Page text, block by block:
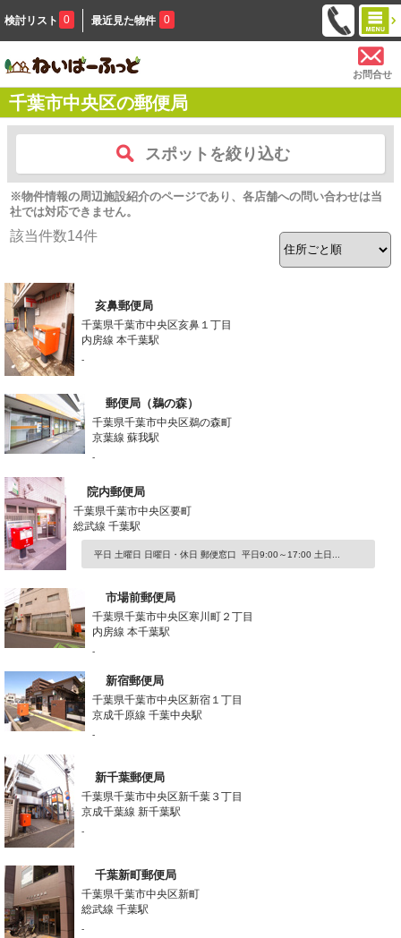
検討リスト 0 最近見た物件 0
お問合せ
千葉市中央区の郵便局
スポットを絞り込む
※物件情報の周辺施設紹介のページであり、各店舗への問い合わせは当
社では対応できません。
該当件数14件
亥鼻郵便局
千葉県千葉市中央区亥鼻１丁目
内房線 本千葉駅
-
郵便局（鵜の森）
千葉県千葉市中央区鵜の森町
京葉線 蘇我駅
-
院内郵便局
千葉県千葉市中央区要町
総武線 千葉駅
平日 土曜日 日曜日・休日 郵便窓口 平日9:00～17:00 土日...
市場前郵便局
千葉県千葉市中央区寒川町２丁目
内房線 本千葉駅
-
新宿郵便局
千葉県千葉市中央区新宿１丁目
京成千原線 千葉中央駅
-
新千葉郵便局
千葉県千葉市中央区新千葉３丁目
京成千葉線 新千葉駅
-
千葉新町郵便局
千葉県千葉市中央区新町
総武線 千葉駅
-